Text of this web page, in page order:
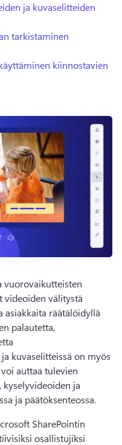
ja kuvaselitteiden
tarkistaminen
kiinnostavien
vuorovaikutteisten
videoiden välitystä
asiakkaita räätälöidyllä
palautetta,
kuvaselitteissä on myös
auttaa tulevien
ja
ja päätöksenteossa.
in a new tab)
SharePointin
osallistujiksi